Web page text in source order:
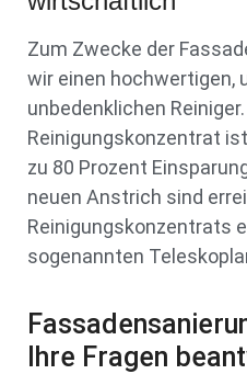
Zum Zwecke der
wir einen hochwertigen,
unbedenklichen
Reinigungskonzentrat
zu 80 Prozent
neuen Anstrich sind
Reinigungskonzentrats
sogenannten
Ihre Fragen